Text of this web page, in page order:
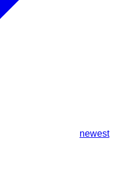
newest